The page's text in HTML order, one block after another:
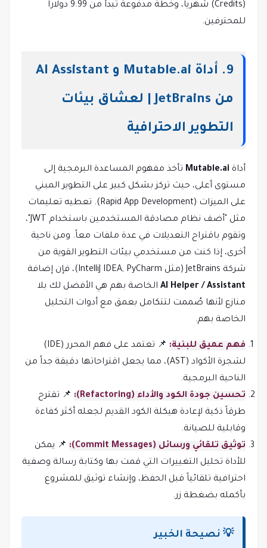
(Credits) شهرياً، وخطة مدفوعة تبدأ من 9.99 دولاراً
للمحترفين.
9. أداة Mutable.ai و AI Assistant
من JetBrains | لعشاق بيئات
التطوير الاحترافية
أداة Mutable.ai تأخذ مفهوم المساعدة البرمجية إلى
مستوى أعلى، حيث تركز بشكل كبير على التطوير المبني
على الميزات (Rapid App Development). تعطيه تعليمات
مثل "أضف نظام مصادقة المستخدمين باستخدام JWT"،
وتقوم باقتراح التعديلات في عدة ملفات معاً. ومن ناحية
أخرى، إذا كنت من مستخدمي بيئات التطوير القوية من
شركة JetBrains (مثل IntelliJ IDEA, PyCharm)، فإن إضافة
AI Helper / Assistant الخاصة بهم هي الأفضل لك بلا
منازع لأنها صُممت لتتكامل بعمق مع أدوات التحليل
الخاصة بهم.
فهم عميق للبنية:
📌 تعتمد على فهم المحرر (IDE)
لشجرة الأكواد (AST)، مما يجعل اقتراحاتها دقيقة جداً من
الناحية البرمجية.
تحسين جودة الكود والأداء (Refactoring):
📌 تقترح
طرقاً ذكية لإعادة هيكلة الكود القديم لجعله أكثر كفاءة
وقابلية للصيانة.
توثيق تلقائي ورسائل (Commit Messages):
📌 يمكن
للأداة تحليل التغييرات التي قمت بها وكتابة رسالة وصفية
احترافية تلقائياً قبل الحفظ، وإنشاء توثيق للمشروع
بأكمله بضغطة زر.
💡 نصيحة الخبير